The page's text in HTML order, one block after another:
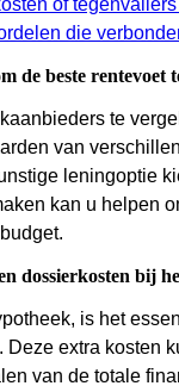
of
die
de beste rentevoet
te
van
leningoptie
kan u helpen
dossierkosten bij
is het
extra kosten
van de totale